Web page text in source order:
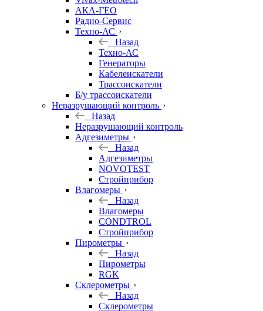
АКА-ГЕО
Радио-Сервис
Техно-АС
Назад
Техно-АС
Генераторы
Кабелеискатели
Трассоискатели
Б/у трассоискатели
Неразрушающий контроль
Назад
Неразрушающий контроль
Адгезиметры
Назад
Адгезиметры
NOVOTEST
Стройприбор
Влагомеры
Назад
Влагомеры
CONDTROL
Стройприбор
Пирометры
Назад
Пирометры
RGK
Склерометры
Назад
Склерометры